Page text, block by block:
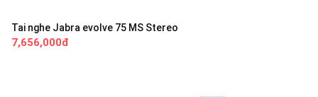
Tai nghe Jabra evolve 75 MS Stereo
7,656,000đ